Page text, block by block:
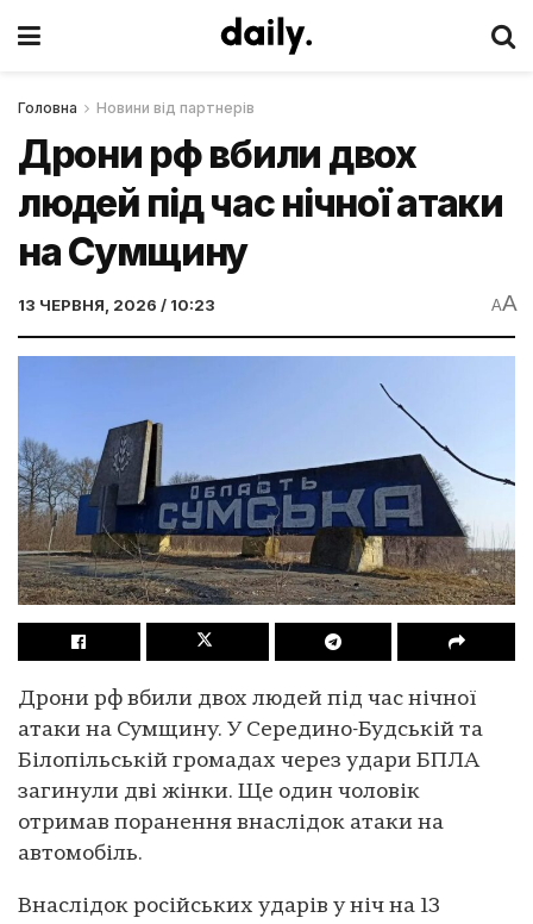
Головна Новини від партнерів
Дрони рф вбили двох
людей під час нічної атаки
на Сумщину
13 ЧЕРВНЯ, 2026 / 10:23 AA
Дрони рф вбили двох людей під час нічної
атаки на Сумщину. У Середино-Будській та
Білопільській громадах через удари БПЛА
загинули дві жінки. Ще один чоловік
отримав поранення внаслідок атаки на
автомобіль.
Внаслідок російських ударів у ніч на 13